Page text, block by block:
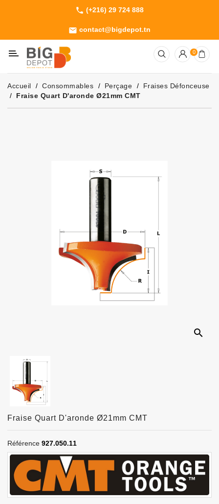
phone (+216) 29 724 888
email contact@bigdepot.tn
Machines
Outillage
Jardinage
Consommables
0
Accueil Consommables Perçage
Fraises Défonceuse
Fraise Quart D'aronde Ø21mm CMT
search
Fraise Quart D'aronde Ø21mm CMT
Référence 927.050.11